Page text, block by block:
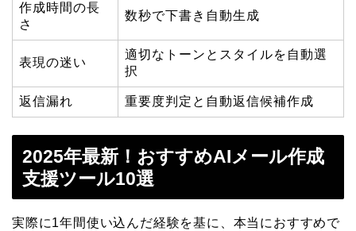
作成時間の長
さ
数秒で下書き自動生成
表現の迷い
適切なトーンとスタイルを自動選
択
返信漏れ 重要度判定と自動返信候補作成
2025年最新！おすすめAIメール作成
支援ツール10選
実際に1年間使い込んだ経験を基に、本当におすすめで